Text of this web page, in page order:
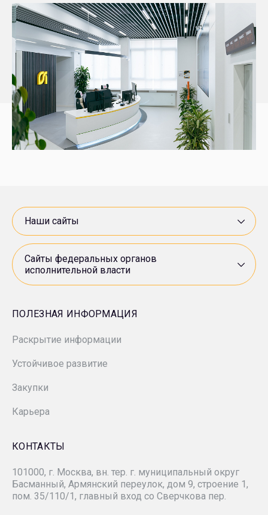
КОНТАКТЫ
101000, г. Москва, вн. тер. г. муниципальный округ
Басманный, Армянский переулок, дом 9, строение 1,
пом. 35/110/1, главный вход со Сверчкова пер.
ПОЛЕЗНАЯ ИНФОРМАЦИЯ
Раскрытие информации
Устойчивое развитие
Закупки
Карьера
Наши сайты
СП «Вьетсовпетро»
«ОПТИМА Группа»
НПЗ «Брод»
«Нестро Петрол»
«Арктикморнефтегазразведка»
СП «ANDIJANPETRO»
«ВНИИнефть»
«Гипровостокнефть»
«ЗН Север»
«ЗАРУБЕЖНЕФТЬ-добыча Самара»
«Зарубежнефтестроймонтаж»
Сайты федеральных органов
исполнительной власти
Росимущество
Минэнерго России
Росприроднадзор
Ростехнадзор
Минэкономразвития России